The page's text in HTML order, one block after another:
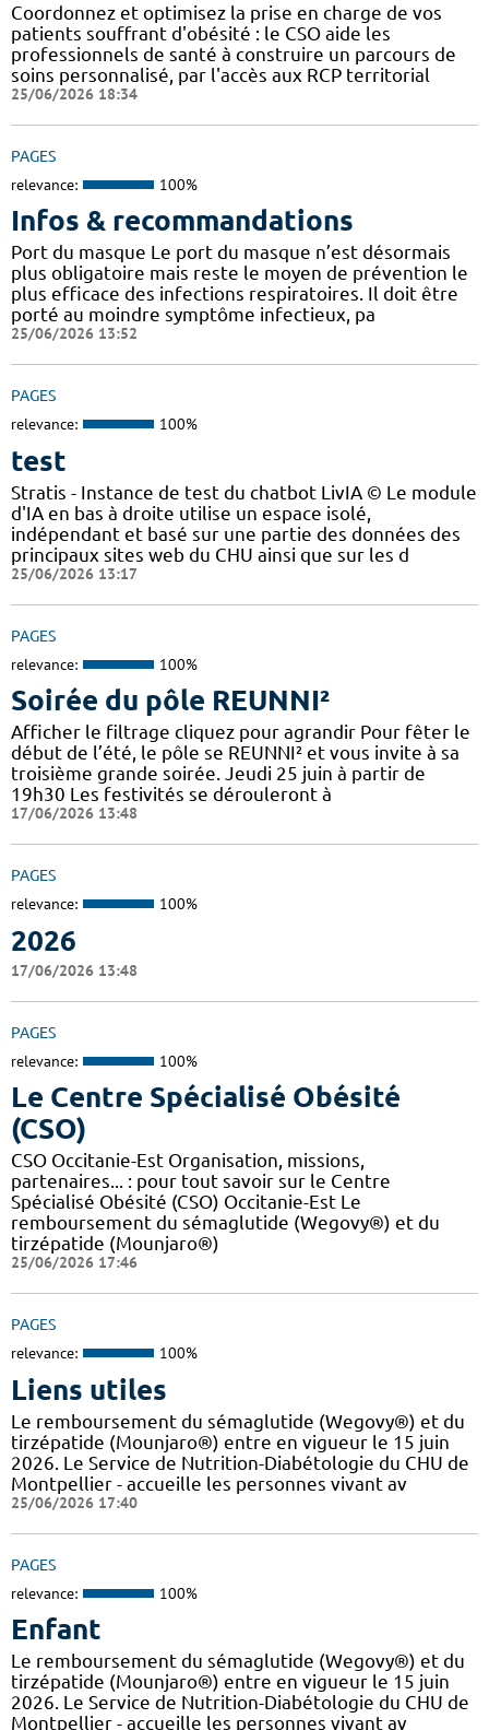
Coordonnez et optimisez la prise en charge de vos
patients souffrant d'obésité : le CSO aide les
professionnels de santé à construire un parcours de
soins personnalisé, par l'accès aux RCP territorial
25/06/2026 18:34
PAGES
relevance: 100%
Infos & recommandations
Port du masque Le port du masque n’est désormais
plus obligatoire mais reste le moyen de prévention le
plus efficace des infections respiratoires. Il doit être
porté au moindre symptôme infectieux, pa
25/06/2026 13:52
PAGES
relevance: 100%
test
Stratis - Instance de test du chatbot LivIA © Le module
d'IA en bas à droite utilise un espace isolé,
indépendant et basé sur une partie des données des
principaux sites web du CHU ainsi que sur les d
25/06/2026 13:17
PAGES
relevance: 100%
Soirée du pôle REUNNI²
Afficher le filtrage cliquez pour agrandir Pour fêter le
début de l’été, le pôle se REUNNI² et vous invite à sa
troisième grande soirée. Jeudi 25 juin à partir de
19h30 Les festivités se dérouleront à
17/06/2026 13:48
PAGES
relevance: 100%
2026
17/06/2026 13:48
PAGES
relevance: 100%
Le Centre Spécialisé Obésité
(CSO)
CSO Occitanie-Est Organisation, missions,
partenaires... : pour tout savoir sur le Centre
Spécialisé Obésité (CSO) Occitanie-Est Le
remboursement du sémaglutide (Wegovy®) et du
tirzépatide (Mounjaro®)
25/06/2026 17:46
PAGES
relevance: 100%
Liens utiles
Le remboursement du sémaglutide (Wegovy®) et du
tirzépatide (Mounjaro®) entre en vigueur le 15 juin
2026. Le Service de Nutrition-Diabétologie du CHU de
Montpellier - accueille les personnes vivant av
25/06/2026 17:40
PAGES
relevance: 100%
Enfant
Le remboursement du sémaglutide (Wegovy®) et du
tirzépatide (Mounjaro®) entre en vigueur le 15 juin
2026. Le Service de Nutrition-Diabétologie du CHU de
Montpellier - accueille les personnes vivant av